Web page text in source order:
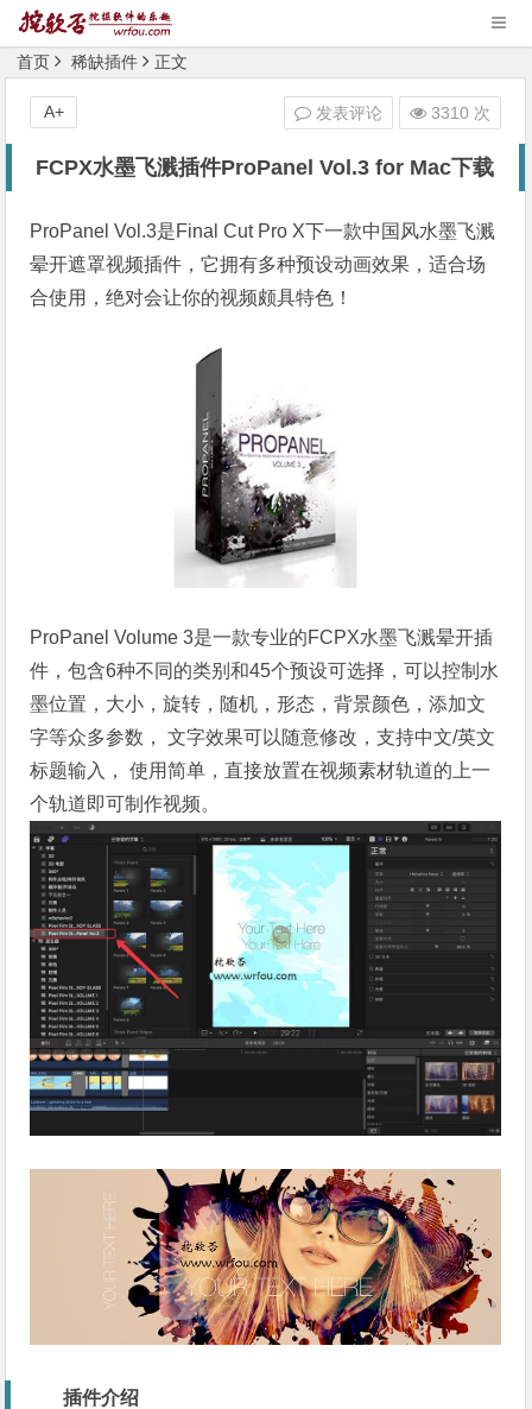
首页 稀缺插件 正文
FCPX水墨飞溅插件ProPanel Vol.3 for Mac下载
ProPanel Vol.3是Final Cut Pro X下一款中国风水墨飞溅
晕开遮罩视频插件，它拥有多种预设动画效果，适合场
合使用，绝对会让你的视频颇具特色！
ProPanel Volume 3是一款专业的FCPX水墨飞溅晕开插
件，包含6种不同的类别和45个预设可选择，可以控制水
墨位置，大小，旋转，随机，形态，背景颜色，添加文
字等众多参数， 文字效果可以随意修改，支持中文/英文
标题输入， 使用简单，直接放置在视频素材轨道的上一
个轨道即可制作视频。
插件介绍
发表评论 3310 次
A+